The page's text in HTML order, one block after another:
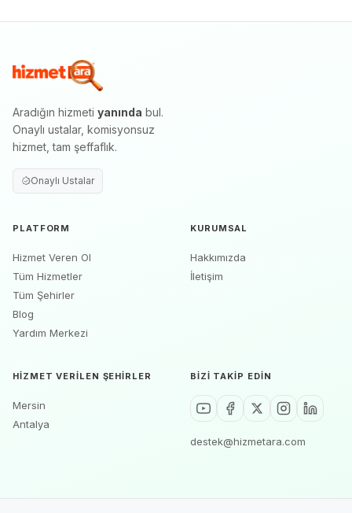
Aradığın hizmeti yanında bul.
Onaylı ustalar, komisyonsuz
hizmet, tam şeffaflık.
Onaylı Ustalar
PLATFORM
Hizmet Veren Ol
Tüm Hizmetler
Tüm Şehirler
Blog
Yardım Merkezi
KURUMSAL
Hakkımızda
İletişim
HIZMET VERILEN ŞEHIRLER
Mersin
Antalya
BIZI TAKIP EDIN
destek@hizmetara.com